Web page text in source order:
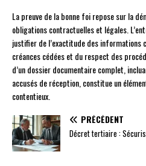
La preuve de la bonne foi repose sur la
obligations contractuelles et légales.
justifier de l’exactitude des informations
créances cédées et du respect des
d’un dossier documentaire complet,
accusés de réception, constitue un
contentieux.
PRÉCÉDENT
Décret tertiaire :